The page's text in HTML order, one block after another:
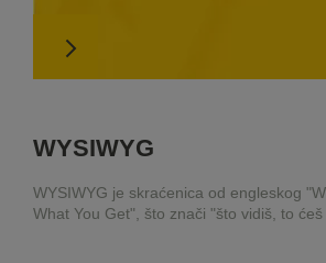
WYSIWYG
WYSIWYG je skraćenica od engleskog
What You Get", što znači "što vidiš, to